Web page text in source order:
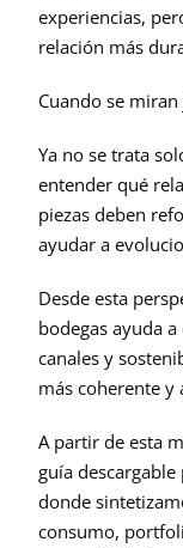
experiencias,
relación más
Cuando se
Ya no se trata
entender qué
piezas deben
ayudar a
Desde esta
bodegas ayuda
canales y
más coherente y
A partir de esta
guía
donde
consumo,